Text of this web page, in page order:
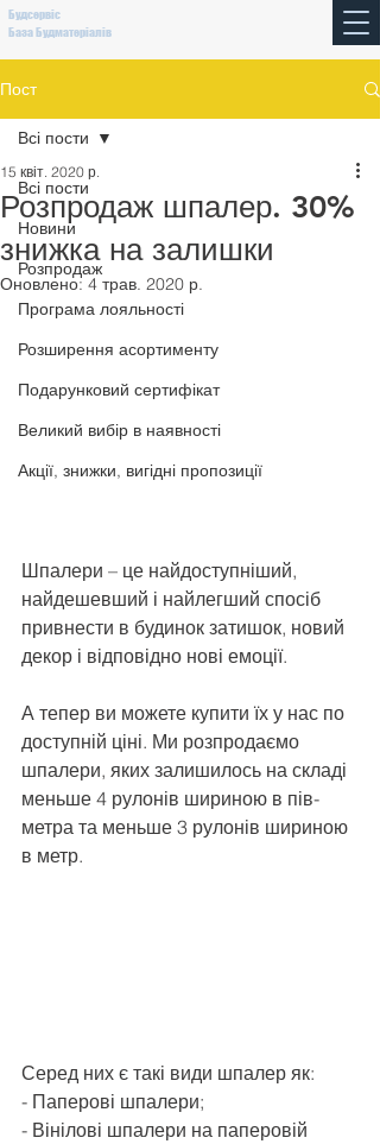
Будсервіс
База Будматеріалів
Пост
Всі пости
Новини
Розпродаж
Програма лояльності
Розширення асортименту
Подарунковий сертифікат
Великий вибір в наявності
Акції, знижки, вигідні пропозиції
Всі пости
Розпродаж шпалер. 30%
знижка на залишки
15 квіт. 2020 р.
Оновлено: 4 трав. 2020 р.
Шпалери – це найдоступніший,
найдешевший і найлегший спосіб
привнести в будинок затишок, новий
декор і відповідно нові емоції.
А тепер ви можете купити їх у нас по
доступній ціні. Ми розпродаємо
шпалери, яких залишилось на складі
меньше 4 рулонів шириною в пів-
метра та меньше 3 рулонів шириною
в метр.
Серед них є такі види шпалер як:
- Паперові шпалери;
- Вінілові шпалери на паперовій